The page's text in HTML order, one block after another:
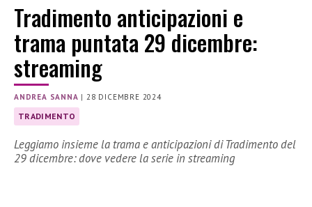
Tradimento anticipazioni e
trama puntata 29 dicembre:
streaming
ANDREA SANNA |28 DICEMBRE 2024
TRADIMENTO
Leggiamo insieme la trama e anticipazioni di Tradimento del
29 dicembre: dove vedere la serie in streaming